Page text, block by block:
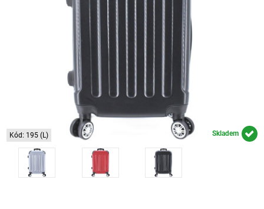
Kód: 195 (L) Skladem